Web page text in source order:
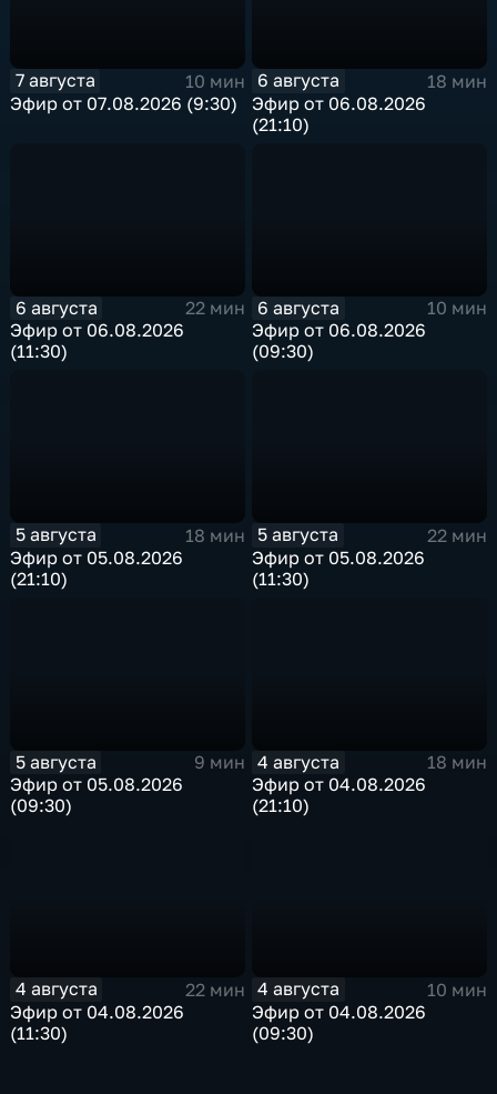
7 августа
10 мин
Эфир от 07.08.2026 (9:30)
6 августа
18 мин
Эфир от 06.08.2026
(21:10)
6 августа
22 мин
Эфир от 06.08.2026
(11:30)
6 августа
10 мин
Эфир от 06.08.2026
(09:30)
5 августа
18 мин
Эфир от 05.08.2026
(21:10)
5 августа
22 мин
Эфир от 05.08.2026
(11:30)
5 августа
9 мин
Эфир от 05.08.2026
(09:30)
4 августа
18 мин
Эфир от 04.08.2026
(21:10)
4 августа
22 мин
Эфир от 04.08.2026
(11:30)
4 августа
10 мин
Эфир от 04.08.2026
(09:30)